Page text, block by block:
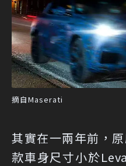
摘自Maserati
其實在一兩年前，
款車身尺寸小於